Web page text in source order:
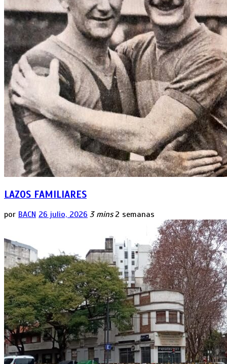
LAZOS FAMILIARES
por BACN 26 julio, 2026 3 mins 2 semanas